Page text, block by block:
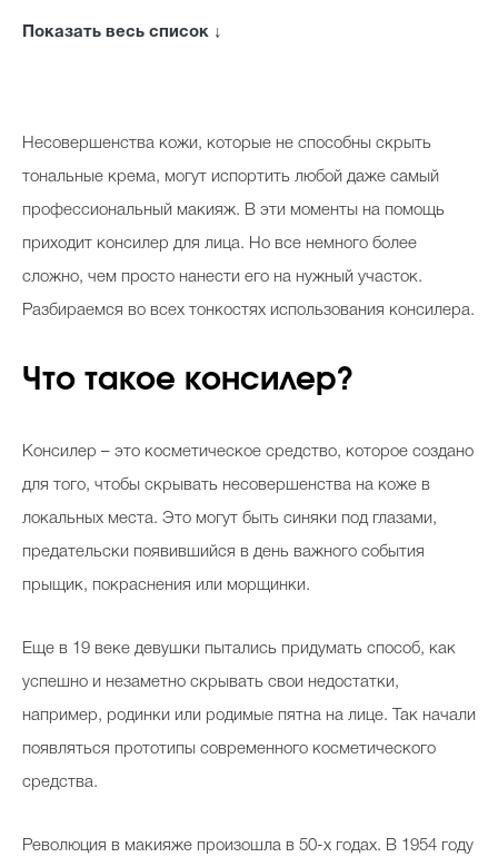
Выбор косметолога
Полиция красоты
Интервью со звездой
Тесты
⚈
Показать весь список ↓
Несовершенства кожи, которые не способны скрыть
тональные крема, могут испортить любой даже самый
профессиональный макияж. В эти моменты на помощь
приходит консилер для лица. Но все немного более
сложно, чем просто нанести его на нужный участок.
Разбираемся во всех тонкостях использования консилера.
Что такое консилер?
Консилер – это косметическое средство, которое создано
для того, чтобы скрывать несовершенства на коже в
локальных места. Это могут быть синяки под глазами,
предательски появившийся в день важного события
прыщик, покраснения или морщинки.
Еще в 19 веке девушки пытались придумать способ, как
успешно и незаметно скрывать свои недостатки,
например, родинки или родимые пятна на лице. Так начали
появляться прототипы современного косметического
средства.
Революция в макияже произошла в 50-х годах. В 1954 году